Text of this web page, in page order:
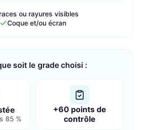
ou rayures visibles
Coque et/ou écran
soit le grade choisi :
85 %
+60 points de
contrôle